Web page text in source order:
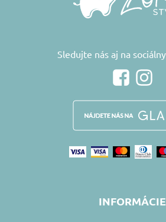
Sledujte nás aj na
INFORMÁCIE